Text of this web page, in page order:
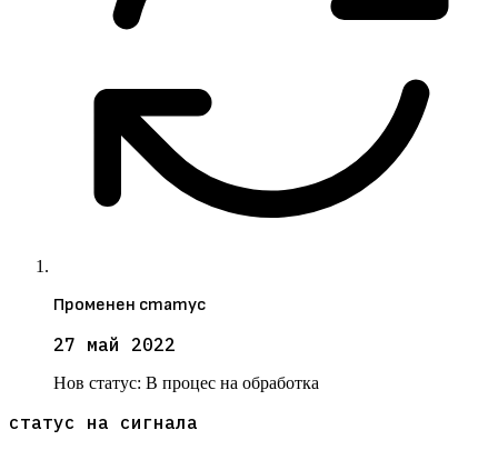
Променен статус
27 май 2022
Нов статус: В процес на обработка
статус на сигнала